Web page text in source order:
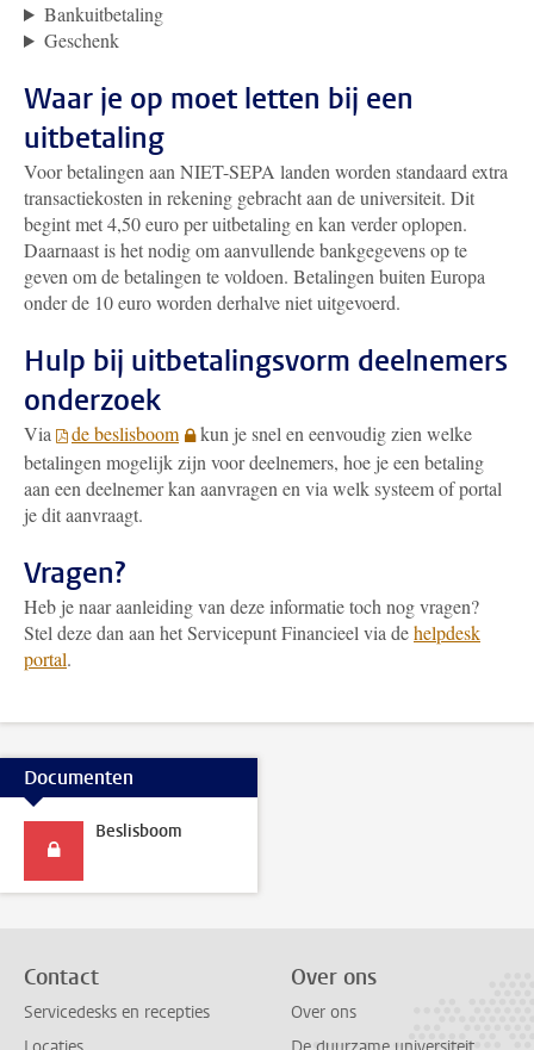
Bankuitbetaling
Geschenk
Waar je op moet letten bij een
uitbetaling
Voor betalingen aan NIET-SEPA landen worden standaard extra
transactiekosten in rekening gebracht aan de universiteit. Dit
begint met 4,50 euro per uitbetaling en kan verder oplopen.
Daarnaast is het nodig om aanvullende bankgegevens op te
geven om de betalingen te voldoen. Betalingen buiten Europa
onder de 10 euro worden derhalve niet uitgevoerd.
Hulp bij uitbetalingsvorm deelnemers
onderzoek
Via de beslisboom
kun je snel en eenvoudig zien welke
betalingen mogelijk zijn voor deelnemers, hoe je een betaling
aan een deelnemer kan aanvragen en via welk systeem of portal
je dit aanvraagt.
Vragen?
Heb je naar aanleiding van deze informatie toch nog vragen?
Stel deze dan aan het Servicepunt Financieel via dehelpdesk
portal.
Documenten
Beslisboom
Contact
Servicedesks en recepties
Over ons
Over ons